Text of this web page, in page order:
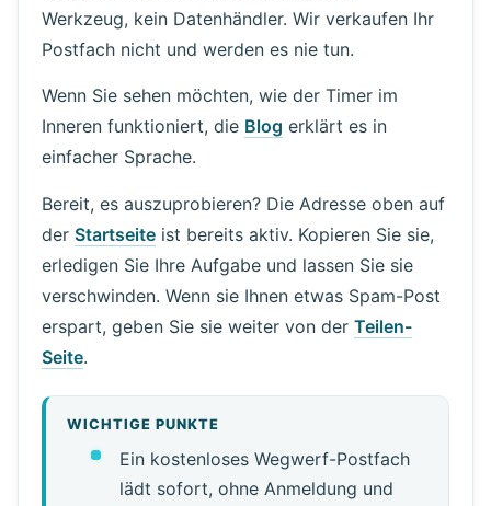
Werkzeug, kein Datenhändler. Wir verkaufen Ihr
Postfach nicht und werden es nie tun.
Wenn Sie sehen möchten, wie der Timer im
Inneren funktioniert, die Blog erklärt es in
einfacher Sprache.
Bereit, es auszuprobieren? Die Adresse oben auf
der Startseiteist bereits aktiv. Kopieren Sie sie,
erledigen Sie Ihre Aufgabe und lassen Sie sie
verschwinden. Wenn sie Ihnen etwas Spam-Post
erspart, geben Sie sie weiter von der Teilen-
Seite.
WICHTIGE PUNKTE
Ein kostenloses Wegwerf-Postfach
lädt sofort, ohne Anmeldung und